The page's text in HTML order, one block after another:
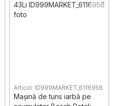
Articol: ID999MARKET_6116956
Mașină de tuns iarbă pe